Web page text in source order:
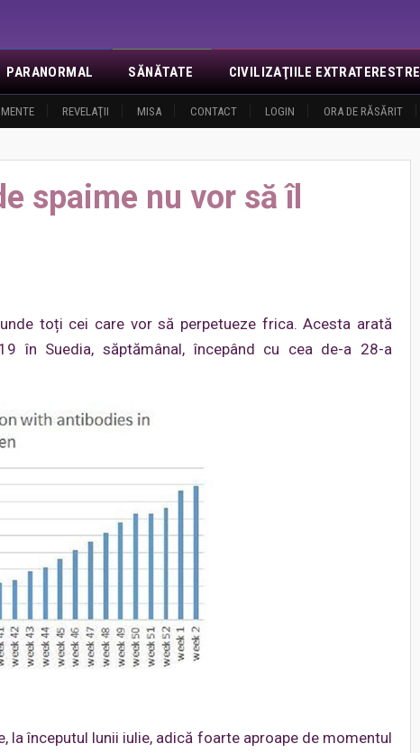
REVELAŢII MISA CONTACT LOGIN ORA DE RĂSĂRIT
PARANORMAL SĂNĂTATE CIVILIZAŢIILE EXTRATERESTRE
spaime nu vor să îl
toți cei care vor să perpetueze frica. Acesta arată
în Suedia, săptămânal, începând cu cea de-a 28-a
la începutul lunii iulie, adică foarte aproape de momentul